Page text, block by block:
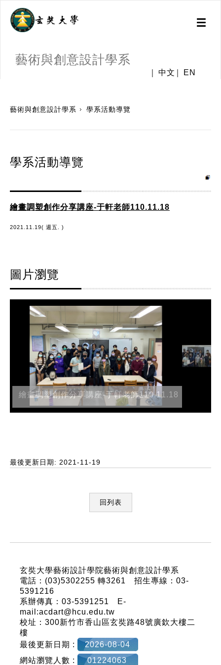
Toggle
藝術與創意設計學系
中文 EN
藝術與創意設計學系 學系活動導覽
學系活動導覽
繪畫調塑創作分享講座-于軒老師110.11.18
2021.11.19( 週五. )
圖片瀏覽
繪畫調塑創作分享講座-于軒老師110.11.18
最後更新日期: 2021-11-19
回列表
玄奘大學藝術設計學院藝術與創意設計學系
電話：(03)5302255 轉3261 招生專線：03-
5391216
系辦傳真：03-5391251 E-
mail:acdart@hcu.edu.tw
校址：300新竹市香山區玄奘路48號廣欽大樓二
樓
最後更新日期 :
2026-08-04
網站瀏覽人數 :
01224063